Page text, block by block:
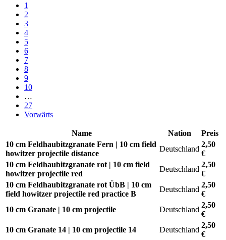
1
2
3
4
5
6
7
8
9
10
…
27
Vorwärts
Name Nation
Preis
10 cm Feldhaubitzgranate Fern | 10 cm field
howitzer projectile distance
Deutschland
2,50
€
10 cm Feldhaubitzgranate rot | 10 cm field
howitzer projectile red
Deutschland
2,50
€
10 cm Feldhaubitzgranate rot ÜbB | 10 cm
field howitzer projectile red practice B
Deutschland
2,50
€
10 cm Granate | 10 cm projectile
Deutschland
2,50
€
10 cm Granate 14 | 10 cm projectile 14
Deutschland
2,50
€